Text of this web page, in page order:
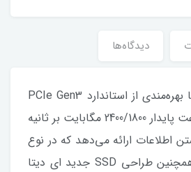
دیدگاه‌ها
SSD LEGEND 710 با بهره‌مندی از استاندارد PCIe Gen3
x4 و NVMe 1.4، سرعت پایدار 2400/1800 مگابایت بر ثانیه
اطلاعات ارائه می‌دهد که در نوع
خود بی‌نظیر است. همچنین طراحی SSD جدید ای دیتا